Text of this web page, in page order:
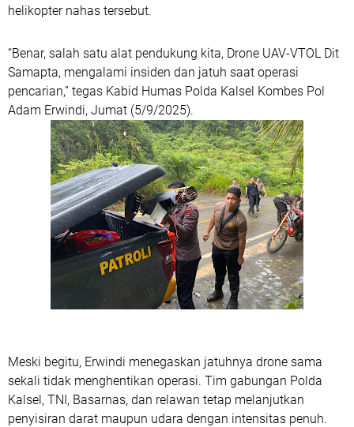
helikopter nahas tersebut.
“Benar, salah satu alat pendukung kita, Drone UAV-VTOL Dit
Samapta, mengalami insiden dan jatuh saat operasi
pencarian,” tegas Kabid Humas Polda Kalsel Kombes Pol
Adam Erwindi, Jumat (5/9/2025).
Meski begitu, Erwindi menegaskan jatuhnya drone sama
sekali tidak menghentikan operasi. Tim gabungan Polda
Kalsel, TNI, Basarnas, dan relawan tetap melanjutkan
penyisiran darat maupun udara dengan intensitas penuh.